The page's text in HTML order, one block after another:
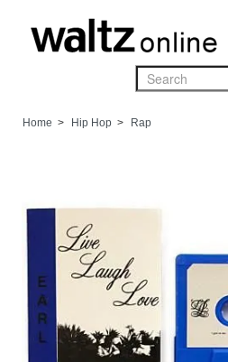
Home > Hip Hop > Rap